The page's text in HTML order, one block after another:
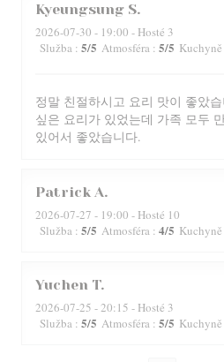
Kyeungsung S
2026-07-30 - 19:00 - Hosté 3
Služba : 5/5 Atmosféra : 5/5 Kuchyně
정말 친절하시고 요리 맛이 좋았
싶은 요리가 있었는데 가족 모두
있어서 좋았습니다.
Patrick A
2026-07-27 - 19:00 - Hosté 10
Služba : 5/5 Atmosféra : 4/5 Kuchyně
Yuchen T
2026-07-25 - 20:15 - Hosté 3
Služba : 5/5 Atmosféra : 5/5 Kuchyně